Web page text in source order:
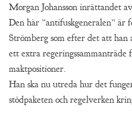
Morgan Johansson inrättandet
Den här ”antifuskgeneralen” är
Strömberg som efter det att han
ett extra
maktpositioner.
Han ska nu utreda hur det
stödpaketen och regelverken